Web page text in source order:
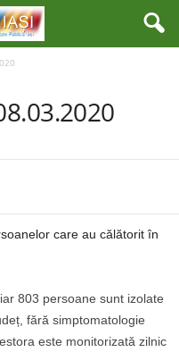
care au călătorit în
803 persoane sunt izolate
fără simptomatologie
este monitorizată zilnic